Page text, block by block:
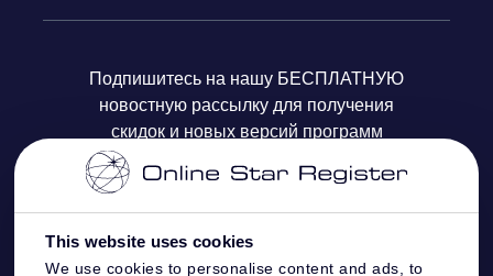
This website uses cookies
We use cookies to personalise content and ads, to
Отзывы
Подарочная карта OSR
Корпоративные подарки
Персонализированная страница Star Page
One Million Stars
OSR Starsaver
Платежная информация
Информация по доставке
Политика возврата
Подпишитесь на нашу БЕСПЛАТНУЮ
новостную рассылку для получения
скидок и новых версий программ